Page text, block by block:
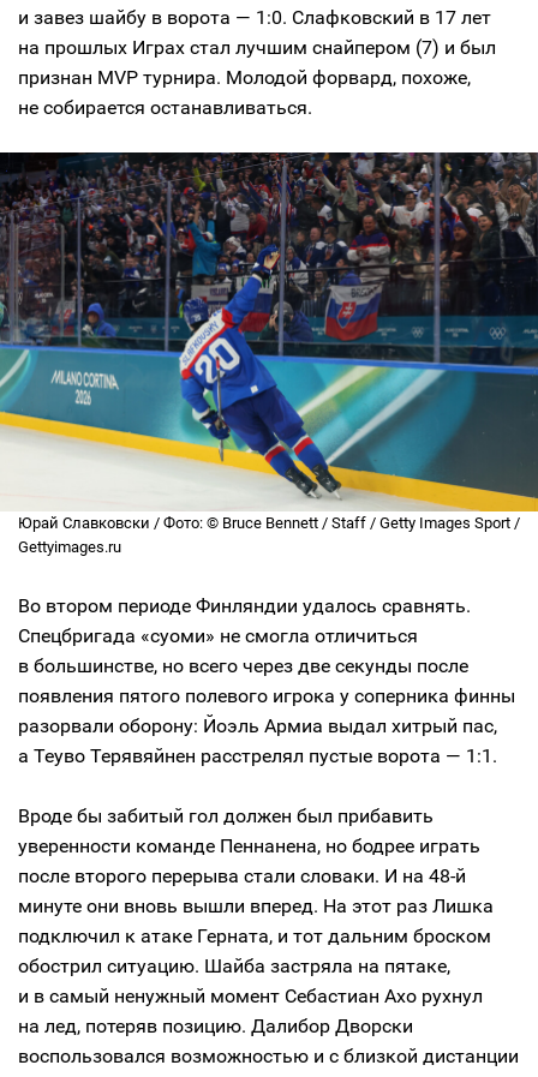
и завез шайбу в ворота — 1:0. Слафковский в 17 лет
на прошлых Играх стал лучшим снайпером (7) и был
признан MVP турнира. Молодой форвард, похоже,
не собирается останавливаться.
Юрай Славковски / Фото: © Bruce Bennett / Staff / Getty Images Sport /
Gettyimages.ru
Во втором периоде Финляндии удалось сравнять.
Спецбригада «суоми» не смогла отличиться
в большинстве, но всего через две секунды после
появления пятого полевого игрока у соперника финны
разорвали оборону: Йоэль Армиа выдал хитрый пас,
а Теуво Терявяйнен расстрелял пустые ворота — 1:1.
Вроде бы забитый гол должен был прибавить
уверенности команде Пеннанена, но бодрее играть
после второго перерыва стали словаки. И на 48-й
минуте они вновь вышли вперед. На этот раз Лишка
подключил к атаке Герната, и тот дальним броском
обострил ситуацию. Шайба застряла на пятаке,
и в самый ненужный момент Себастиан Ахо рухнул
на лед, потеряв позицию. Далибор Дворски
воспользовался возможностью и с близкой дистанции